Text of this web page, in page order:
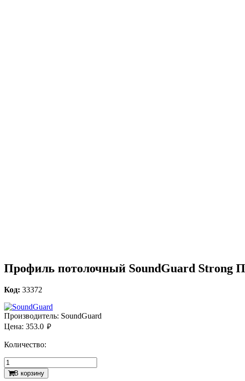
Профиль потолочный SoundGuard Strong
Код: 33372
Производитель: SoundGuard
Цена: 353.0 руб.
Количество:
В корзину